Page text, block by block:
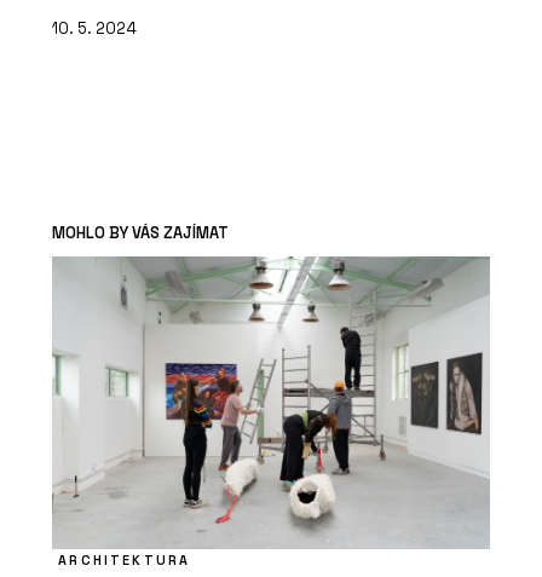
10. 5. 2024
MOHLO BY VÁS ZAJÍMAT
ARCHITEKTURA